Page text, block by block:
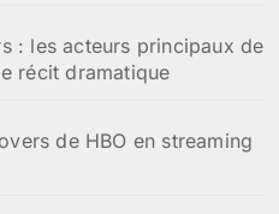
: les acteurs principaux de
récit dramatique
de HBO en streaming